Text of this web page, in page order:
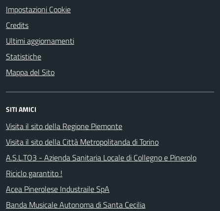
Impostazioni Cookie
Credits
Ultimi aggiornamenti
Statistiche
Mappa del Sito
SITI AMICI
Visita il sito della Regione Piemonte
Visita il sito della Città Metropolitanda di Torino
A.S.L.TO3 - Azienda Sanitaria Locale di Collegno e Pinerolo
Riciclo garantito !
Acea Pinerolese Industraile SpA
Banda Musicale Autonoma di Santa Cecilia